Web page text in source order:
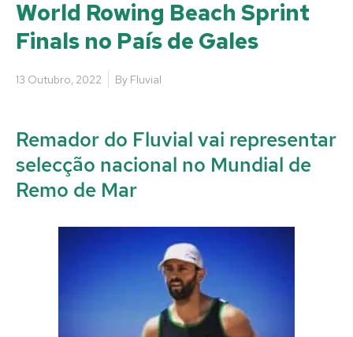
World Rowing Beach Sprint
Finals no País de Gales
13 Outubro, 2022 By Fluvial
Remador do Fluvial vai representar
selecção nacional no Mundial de
Remo de Mar